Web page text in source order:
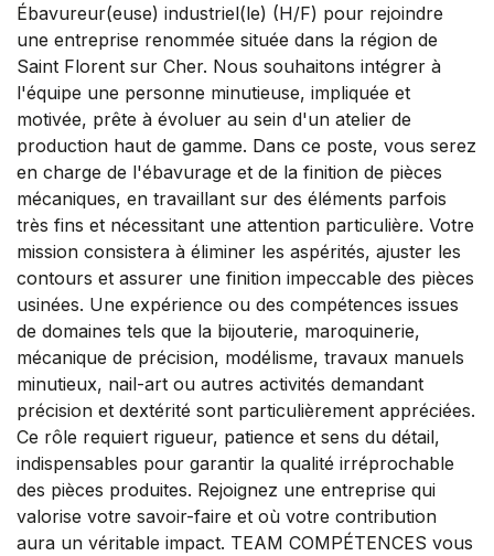
Ébavureur(euse) industriel(le) (H/F) pour rejoindre
une entreprise renommée située dans la région de
Saint Florent sur Cher. Nous souhaitons intégrer à
l'équipe une personne minutieuse, impliquée et
motivée, prête à évoluer au sein d'un atelier de
production haut de gamme. Dans ce poste, vous serez
en charge de l'ébavurage et de la finition de pièces
mécaniques, en travaillant sur des éléments parfois
très fins et nécessitant une attention particulière. Votre
mission consistera à éliminer les aspérités, ajuster les
contours et assurer une finition impeccable des pièces
usinées. Une expérience ou des compétences issues
de domaines tels que la bijouterie, maroquinerie,
mécanique de précision, modélisme, travaux manuels
minutieux, nail-art ou autres activités demandant
précision et dextérité sont particulièrement appréciées.
Ce rôle requiert rigueur, patience et sens du détail,
indispensables pour garantir la qualité irréprochable
des pièces produites. Rejoignez une entreprise qui
valorise votre savoir-faire et où votre contribution
aura un véritable impact. TEAM COMPÉTENCES vous